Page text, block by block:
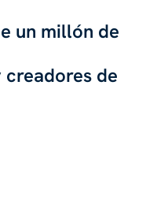
un millón de
de